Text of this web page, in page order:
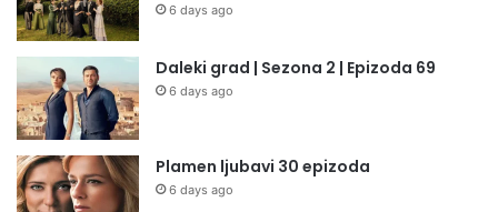
6 days ago
Daleki grad | Sezona 2 | Epizoda 69
6 days ago
Plamen ljubavi 30 epizoda
6 days ago